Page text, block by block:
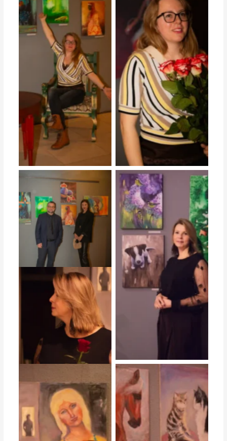
студийная выставка работ студийная выставка работ
студийная выставка работ
студийная выставка работ
студийная выставка работ